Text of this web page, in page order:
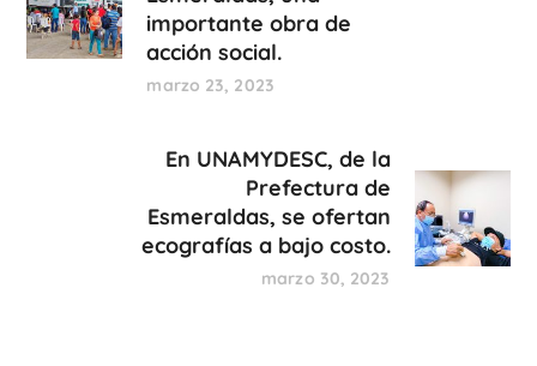
importante obra de
acción social.
marzo 23, 2023
En UNAMYDESC, de la
Prefectura de
Esmeraldas, se ofertan
ecografías a bajo costo.
marzo 30, 2023